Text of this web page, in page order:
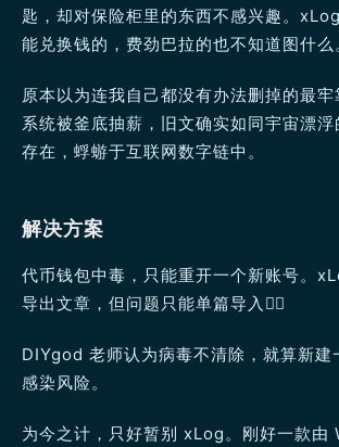
匙，却对保险柜里的东西不感兴趣。
能兑换钱的，费劲巴拉的也不知道图什么
原本以为连我自己都没有办法删掉的最
系统被釜底抽薪，旧文确实如同宇宙漂
存在，蜉蝣于互联网数字链中。
解决方案
代币钱包中毒，只能重开一个新账号。
导出文章，但问题只能单篇导入😮‍💨
DIYgod 老师认为病毒不清除，就算新建
感染风险。
为今之计，只好暂别 xLog。刚好一款